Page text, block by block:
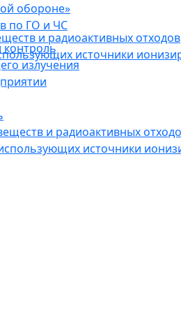
и радиоактивных отходов
источники
обороне»
по ГО и ЧС
контроль
излучения
и радиоактивных
источники